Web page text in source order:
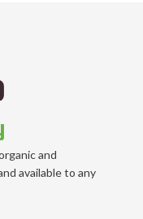
and
available to any